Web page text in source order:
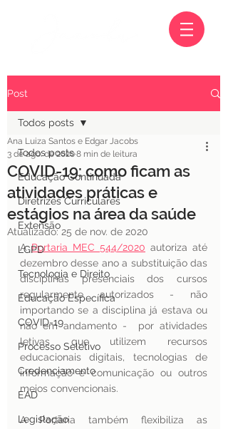
Post
Todos posts
Educação Continuada
Diretrizes Curriculares
Extensão
LGPD
Tecnologia e Direito
Educação Específica
COVID-19
Processo Seletivo
Credenciamento
EAD
Legislação
Todos posts
COVID-19: como ficam as
atividades práticas e
estágios na área da saúde
Ana Luiza Santos e Edgar Jacobs
3 de ago. de 20208 min de leitura
Atualizado:25 de nov. de 2020
A Portaria MEC 544/2020 autoriza até
dezembro desse ano a substituição das
disciplinas presenciais dos cursos
regularmente autorizados - não
importando se a disciplina já estava ou
não em andamento -  por atividades
letivas que utilizem recursos
educacionais digitais, tecnologias de
informação e comunicação ou outros
meios convencionais.
A Portaria também flexibiliza as